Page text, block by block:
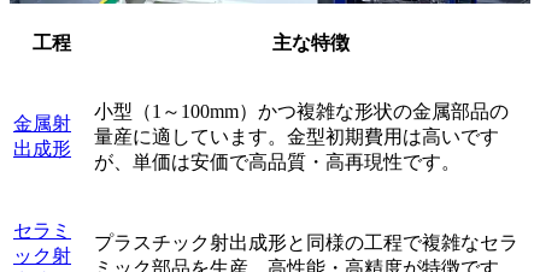
工程 主な特徴
金属射
出成形
小型（1～100mm）かつ複雑な形状の金属部品の
量産に適しています。金型初期費用は高いです
が、単価は安価で高品質・高再現性です。
セラミ
ック射
プラスチック射出成形と同様の工程で複雑なセラ